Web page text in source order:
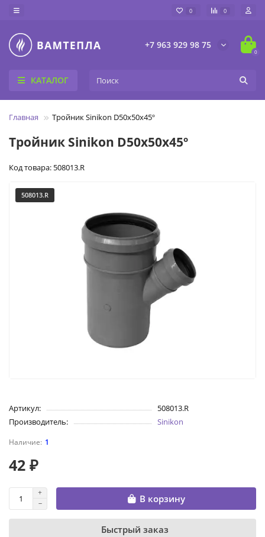
0 0
+7 963 929 98 75
0
КАТАЛОГ
Главная Тройник Sinikon D50x50x45º
Тройник Sinikon D50x50x45º
Код товара: 508013.R
508013.R
Артикул:
508013.R
Производитель:
Sinikon
1
42 ₽
В корзину
Быстрый заказ